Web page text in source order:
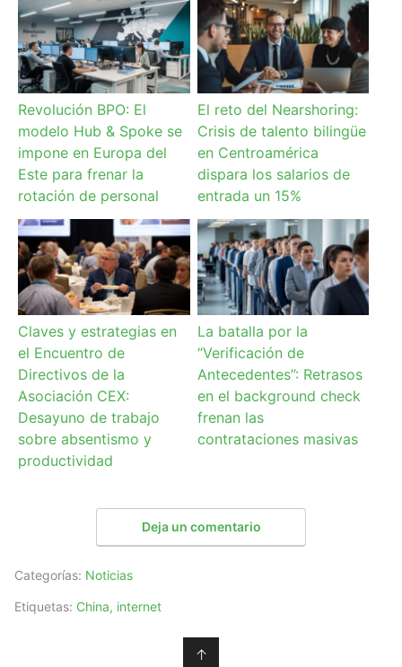
Revolución BPO: El
modelo Hub & Spoke se
impone en Europa del
Este para frenar la
rotación de personal
El reto del Nearshoring:
Crisis de talento bilingüe
en Centroamérica
dispara los salarios de
entrada un 15%
Claves y estrategias en
el Encuentro de
Directivos de la
Asociación CEX:
Desayuno de trabajo
sobre absentismo y
productividad
La batalla por la
“Verificación de
Antecedentes”: Retrasos
en el background check
frenan las
contrataciones masivas
Deja un comentario
Categorías: Noticias
Etiquetas: China, internet
↑